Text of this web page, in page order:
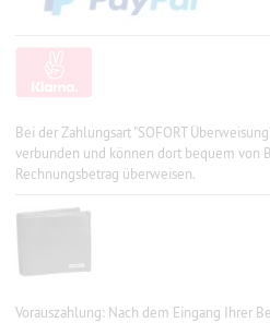
Bei der Zahlungsart "SOFORT
verbunden und können dort bequem von
Rechnungsbetrag überweisen.
Vorauszahlung: Nach dem Eingang Ihrer